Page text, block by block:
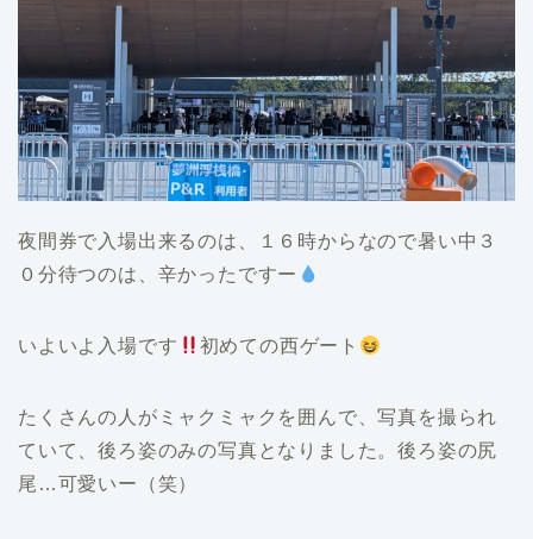
夜間券で入場出来るのは、１６時からなので暑い中３
０分待つのは、辛かったですー
いよいよ入場です 初めての西ゲート
たくさんの人がミャクミャクを囲んで、写真を撮られ
ていて、後ろ姿のみの写真となりました。後ろ姿の尻
尾…可愛いー（笑）